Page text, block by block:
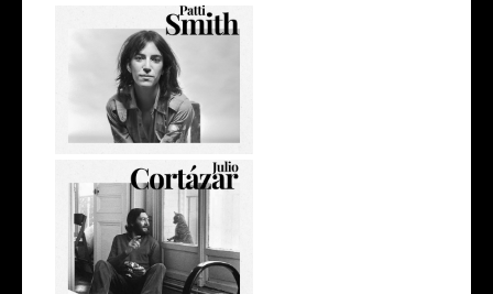
Frases de Patti Smith
10 frases de Julio Cortázar